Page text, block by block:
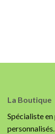
La Boutique
Spécialiste